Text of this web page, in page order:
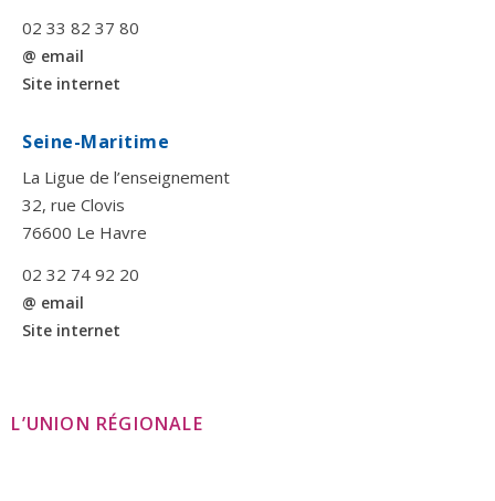
02 33 82 37 80
@ email
Site internet
Seine-Maritime
La Ligue de l’enseignement
32, rue Clovis
76600 Le Havre
02 32 74 92 20
@ email
Site internet
L’UNION RÉGIONALE